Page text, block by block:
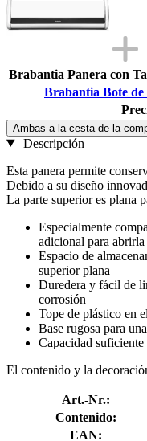
Brabantia Panera con
Brabantia Bote
Ambas a la cesta de la
Descripción
Esta panera permite
Debido a su diseño
La parte superior es plana
Especialmente
adicional para abrirla
Espacio de
superior plana
Duredera y fácil de
corrosión
Tope de plástico en
Base rugosa para
Capacidad
El contenido y la
Art.-Nr.:
Contenido:
EAN: